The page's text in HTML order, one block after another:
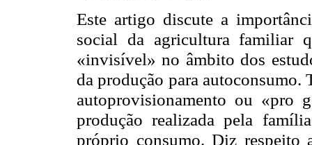
Este artigo discute a
social da agricultura familiar
«invisível» no âmbito dos
da produção para autoconsumo.
autoprovisionamento ou «pro
produção realizada pela
próprio consumo. Diz respeito